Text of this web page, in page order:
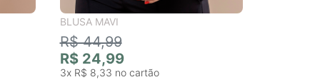
BLUSA MAVI
R$ 44,99
R$ 24,99
3x R$ 8,33